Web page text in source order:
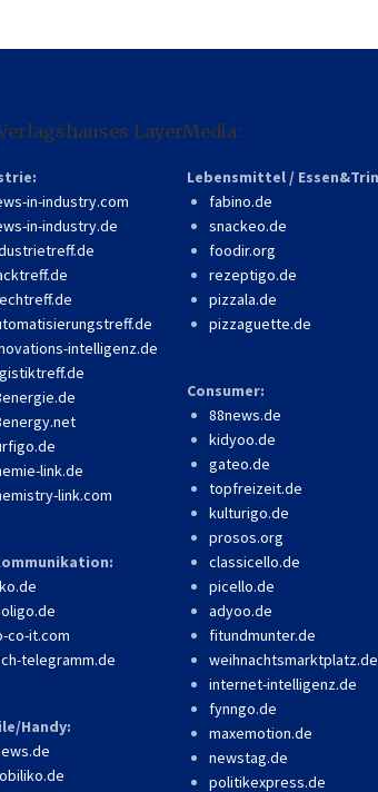
LayerMedia:
in-industry.com
in-industry.de
intelligenz.de
link.de
link.com
co-it.com
telegramm.de
Handy:
Lebensmittel /
fabino.de
snackeo.de
foodir.org
rezeptigo.de
pizzala.de
pizzaguette.de
Consumer:
88news.de
kidyoo.de
gateo.de
topfreizeit.de
kulturigo.de
prosos.org
classicello.de
picello.de
adyoo.de
fitundmunter.de
weihnachtsmarktplatz.de
internet-intelligenz.de
fynngo.de
maxemotion.de
newstag.de
politikexpress.de